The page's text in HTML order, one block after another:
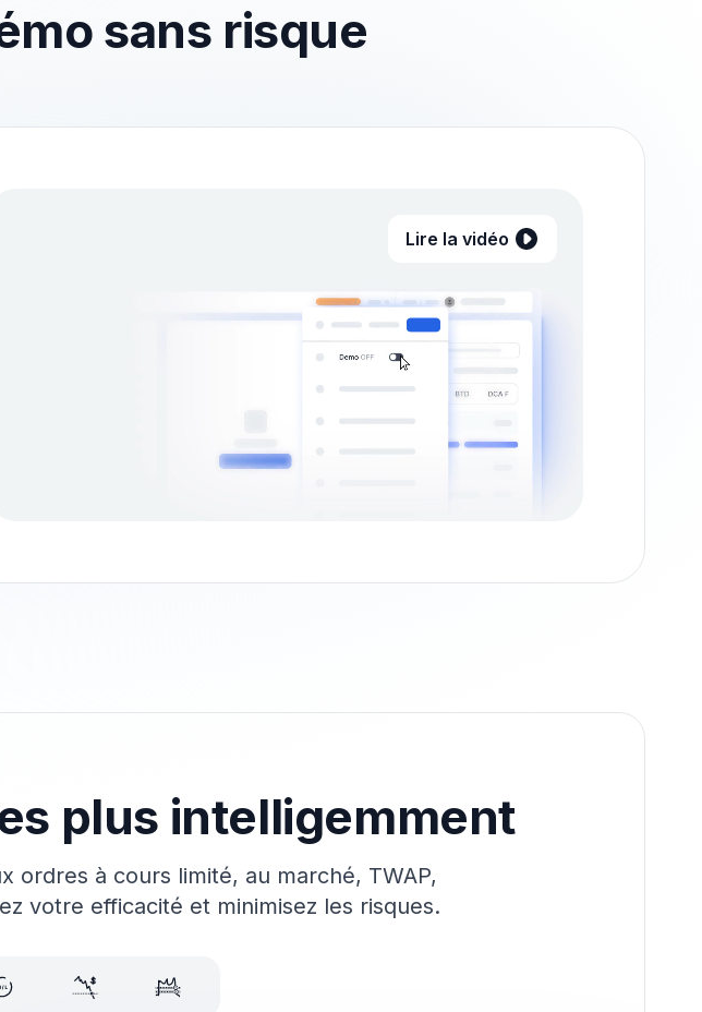
sans risque
Lire la vidéo
plus intelligemment
ordres à cours limité, au marché, TWAP,
votre efficacité et minimisez les risques.